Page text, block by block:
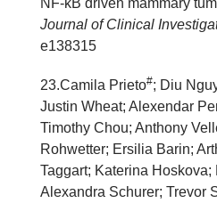
NF-kB driven mammary
Journal of Clinical
e138315
23.Camila Prieto#; Diu
Justin Wheat; Alexendar
Timothy Chou; Anthony
Rohwetter; Ersilia Barin;
Taggart; Katerina Hoskova;
Alexandra Schurer; Trevor